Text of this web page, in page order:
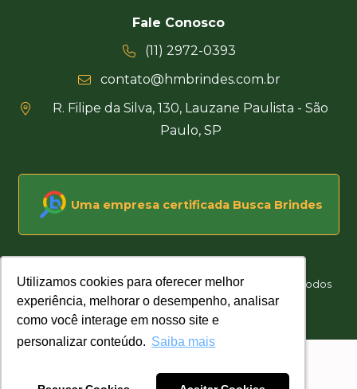
Utilizamos cookies para oferecer melhor
experiência, melhorar o desempenho, analisar
como você interage em nosso site e
personalizar conteúdo. Saiba mais
Utilizamos cookies para oferecer melhor
experiência, melhorar o desempenho, analisar
como você interage em nosso site e
personalizar conteúdo. Saiba mais
Fale Conosco
(11) 2972-0393
contato@hmbrindes.com.br
R. Filipe da Silva, 130, Lauzane Paulista - São
Paulo, SP
Uma empresa certificada Busca Brindes
Hakuna Matata Brindes Corporativos Personalizados © Todos
os direitos reservados
Desenvolvido por